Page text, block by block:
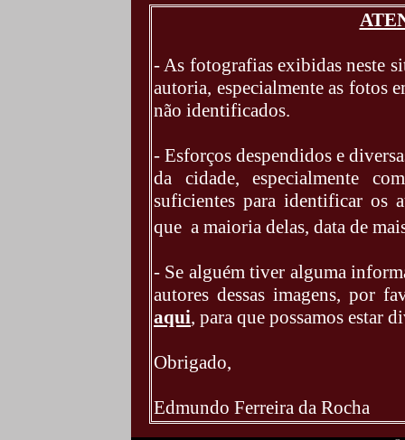
- As fotografias exibidas neste
autoria, especialmente as fotos
não identificados.
- Esforços despendidos e
da cidade, especialmente
suficientes para identificar os
que a maioria delas, data de
- Se alguém tiver alguma
autores dessas imagens, por
aqui, para que possamos estar
Obrigado,
Edmundo Ferreira da Rocha